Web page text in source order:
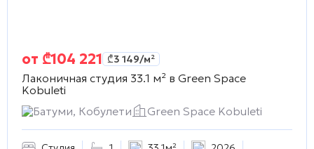
от ₾104 221 ₾3 149/м²
Лаконичная студия 33.1 м² в Green Space
Kobuleti
Батуми, Кобулети
Green Space Kobuleti